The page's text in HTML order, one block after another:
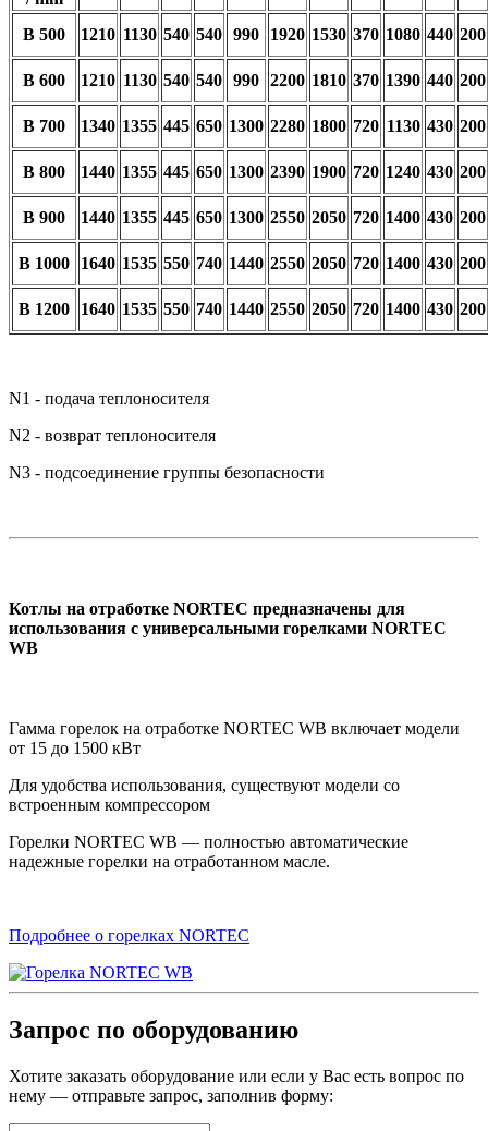
B 500
1210 1130 540 540 990 1920 1530 370 1080 440 200
B 600 1210 1130 540 540 990 2200 1810 370 1390 440 200
B 700 1340 1355 445 650 1300 2280 1800 720 1130 430 200
B 800 1440 1355 445 650 1300 2390 1900 720 1240 430 200
B 900 1440 1355 445 650 1300 2550 2050 720 1400 430 200
B 1000 1640 1535 550 740 1440 2550 2050 720 1400 430 200
B 1200 1640 1535 550 740 1440 2550 2050 720 1400 430 200
N1 - подача теплоносителя
N2 - возврат теплоносителя
N3 - подсоединение группы безопасности
Котлы на отработке NORTEC предназначены для
использования с универсальными горелками NORTEC
WB
Гамма горелок на отработке NORTEC WB включает модели
от 15 до 1500 кВт
Для удобства использования, существуют модели со
встроенным компрессором
Горелки NORTEC WB — полностью автоматические
надежные горелки на отработанном масле.
Подробнее о горелках NORTEC
Запрос по оборудованию
Хотите заказать оборудование или если у Вас есть вопрос по
нему — отправьте запрос, заполнив форму: